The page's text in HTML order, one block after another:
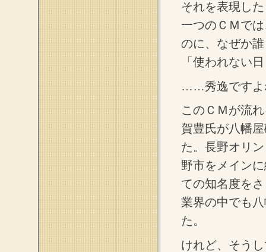
それを表現し
一つのＣＭで
のに、なぜか
「使われない
……秀逸ですよ
このＣＭが流
賀豊氏が八幡
た。長野オリ
野市をメイン
ての知名度を
業界の中でも
た。
けれど、そう